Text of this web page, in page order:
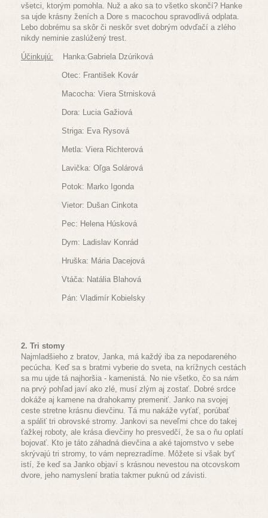
všetci, ktorým pomohla. Nuž a ako sa to všetko skončí? Hanke
sa ujde krásny ženích a Dore s macochou spravodlivá odplata.
Lebo dobrému sa skôr či neskôr svet dobrým odvďačí a zlého
nikdy neminie zaslúžený trest.
Účinkujú: Hanka:Gabriela Dzúriková
Otec: František Kovár
Macocha: Viera Strnisková
Dora: Lucia Gažiová
Striga: Eva Rysová
Metla: Viera Richterová
Lavička: Oľga Solárová
Potok: Marko Igonda
Vietor: Dušan Cinkota
Pec: Helena Húsková
Dym: Ladislav Konrád
Hruška: Mária Dacejová
Vtáča: Natália Blahová
Pán: Vladimír Kobielsky
2. Tri stomy
Najmladšieho z bratov, Janka, má každý iba za nepodareného
pecúcha. Keď sa s bratmi vyberie do sveta, na krížnych cestách
sa mu ujde tá najhoršia - kamenistá. No nie všetko, čo sa nám
na prvý pohľad javí ako zlé, musí zlým aj zostať. Dobré srdce
dokáže aj kamene na drahokamy premeniť. Janko na svojej
ceste stretne krásnu dievčinu. Tá mu nakáže vyťať, porúbať
a spáliť tri obrovské stromy. Jankovi sa neveľmi chce do takej
ťažkej roboty, ale krása dievčiny ho presvedčí, že sa o ňu oplatí
bojovať. Kto je táto záhadná dievčina a aké tajomstvo v sebe
skrývajú tri stromy, to vám neprezradíme. Môžete si však byť
istí, že keď sa Janko objaví s krásnou nevestou na otcovskom
dvore, jeho namyslení bratia takmer puknú od závisti.